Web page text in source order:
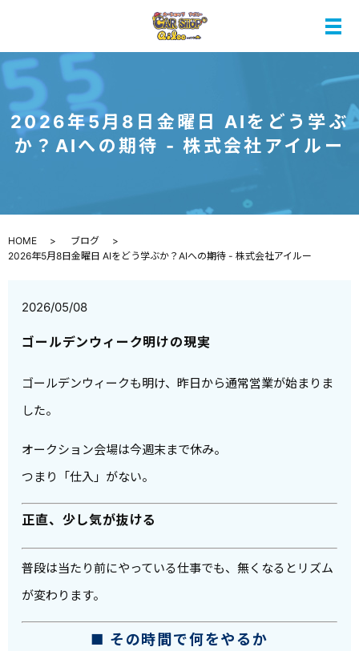
メ
2026年5月8日金曜日 AIをどう学ぶ
か？AIへの期待 - 株式会社アイルー
HOME
ブログ
2026年5月8日金曜日 AIをどう学ぶか？AIへの期待 - 株式会社アイルー
2026/05/08
ゴールデンウィーク明けの現実
ゴールデンウィークも明け、昨日から通常営業が始まりま
した。
オークション会場は今週末まで休み。
つまり「仕入」がない。
正直、少し気が抜ける
普段は当たり前にやっている仕事でも、無くなるとリズム
が変わります。
■ その時間で何をやるか